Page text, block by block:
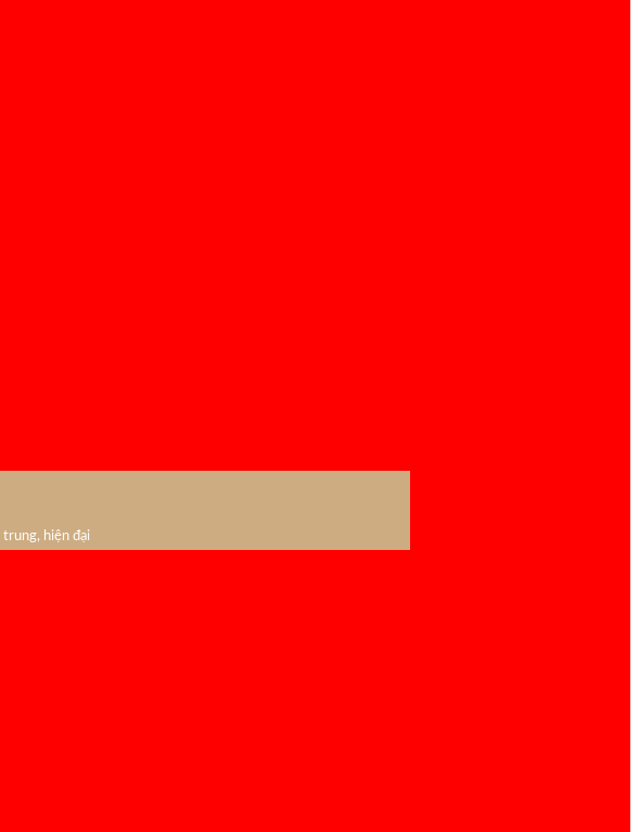
hiện đại